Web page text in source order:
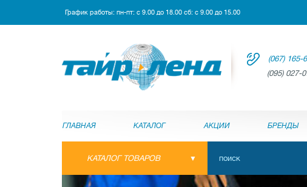
График работы: пн-пт: с 9.00 до 18.00 сб: с 9.00 до 15.00
(067) 165-
(095) 027-
ГЛАВНАЯ КАТАЛОГ АКЦИИ БРЕНДЫ
КАТАЛОГ ТОВАРОВ